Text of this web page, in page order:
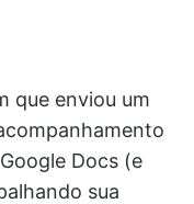
que enviou um
Docs (e
sua